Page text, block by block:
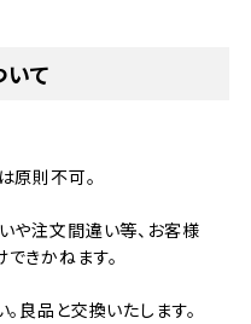
いて
原則不可。
や注文間違い等、お客様
きかねます。
良品と交換いたします。